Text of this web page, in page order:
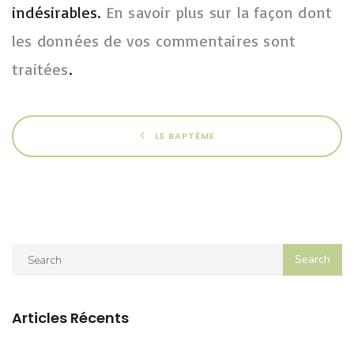
indésirables. En savoir plus sur la façon dont
les données de vos commentaires sont
traitées.
LE BAPTÊME
Articles Récents